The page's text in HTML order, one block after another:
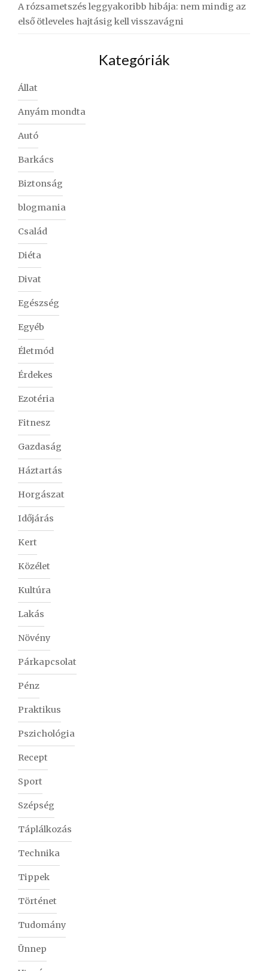
A rózsametszés leggyakoribb hibája: nem mindig az
első ötleveles hajtásig kell visszavágni
Kategóriák
Állat
Anyám mondta
Autó
Barkács
Biztonság
blogmania
Család
Diéta
Divat
Egészség
Egyéb
Életmód
Érdekes
Ezotéria
Fitnesz
Gazdaság
Háztartás
Horgászat
Időjárás
Kert
Közélet
Kultúra
Lakás
Növény
Párkapcsolat
Pénz
Praktikus
Pszichológia
Recept
Sport
Szépség
Táplálkozás
Technika
Tippek
Történet
Tudomány
Ünnep